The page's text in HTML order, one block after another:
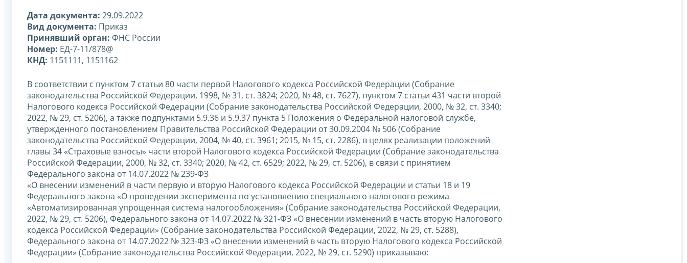
Дата документа: 29.09.2022
Вид документа: Приказ
Принявший орган: ФНС России
Номер: ЕД-7-11/878@
КНД: 1151111, 1151162
В соответствии с пунктом 7 статьи 80 части первой Налогового кодекса Российской Федерации (Собрание
законодательства Российской Федерации, 1998, № 31, ст. 3824; 2020, № 48, ст. 7627), пунктом 7 статьи 431 части второй
Налогового кодекса Российской Федерации (Собрание законодательства Российской Федерации, 2000, № 32, ст. 3340;
2022, № 29, ст. 5206), а также подпунктами 5.9.36 и 5.9.37 пункта 5 Положения о Федеральной налоговой службе,
утвержденного постановлением Правительства Российской Федерации от 30.09.2004 № 506 (Собрание
законодательства Российской Федерации, 2004, № 40, ст. 3961; 2015, № 15, ст. 2286), в целях реализации положений
главы 34 «Страховые взносы» части второй Налогового кодекса Российской Федерации (Собрание законодательства
Российской Федерации, 2000, № 32, ст. 3340; 2020, № 42, ст. 6529; 2022, № 29, ст. 5206), в связи с принятием
Федерального закона от 14.07.2022 № 239-ФЗ
«О внесении изменений в части первую и вторую Налогового кодекса Российской Федерации и статьи 18 и 19
Федерального закона «О проведении эксперимента по установлению специального налогового режима
«Автоматизированная упрощенная система налогообложения» (Собрание законодательства Российской Федерации,
2022, № 29, ст. 5206), Федерального закона от 14.07.2022 № 321-ФЗ «О внесении изменений в часть вторую Налогового
кодекса Российской Федерации» (Собрание законодательства Российской Федерации, 2022, № 29, ст. 5288),
Федерального закона от 14.07.2022 № 323-ФЗ «О внесении изменений в часть вторую Налогового кодекса Российской
Федерации» (Собрание законодательства Российской Федерации, 2022, № 29, ст. 5290) приказываю: